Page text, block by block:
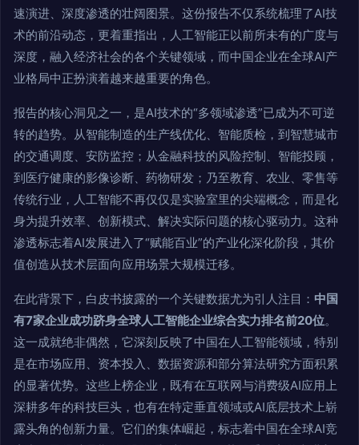
速演进、深度渗透的壮阔图景。这份报告不仅系统梳理了AI技
术的前沿动态，更着重指出，人工智能正以前所未有的广度与
深度，融入经济社会的各个关键领域，而中国企业在全球AI产
业格局中正扮演着越来越重要的角色。
报告的核心洞见之一，是AI技术的“多领域渗透”已成为不可逆
转的趋势。从智能制造的生产线优化、智能质检，到智慧城市
的交通调度、安防监控；从金融科技的风险控制、智能投顾，
到医疗健康的影像诊断、药物研发；乃至教育、农业、零售等
传统行业，人工智能不再仅仅是实验室里的尖端概念，而是化
身为提升效率、创新模式、解决实际问题的核心驱动力。这种
渗透标志着AI发展进入了“赋能百业”的产业化深化阶段，其价
值创造从技术层面向应用场景大规模迁移。
在此背景下，白皮书披露的一个关键数据尤为引人注目： 中国
有7家企业成功跻身全球人工智能企业综合实力排名前20位。
这一成就绝非偶然，它深刻反映了中国在人工智能领域，特别
是在市场应用、资本投入、数据资源和部分算法研究方面积累
的显著优势。这些上榜企业，既有在互联网与消费级AI应用上
深耕多年的科技巨头，也有在特定垂直领域或AI底层技术上崭
露头角的创新力量。它们的集体崛起，标志着中国在全球AI竞